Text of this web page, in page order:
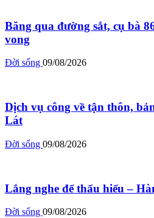
Băng qua đường sắt, cụ bà
vong
Đời sống 09/08/2026
Dịch vụ công về tận thôn,
Lát
Đời sống 09/08/2026
Lắng nghe để thấu hiểu –
Đời sống 09/08/2026